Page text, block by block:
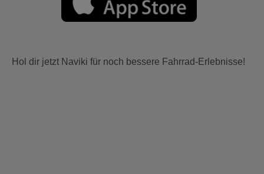
Hol dir jetzt Naviki für noch bessere Fahrrad-Erlebnisse!